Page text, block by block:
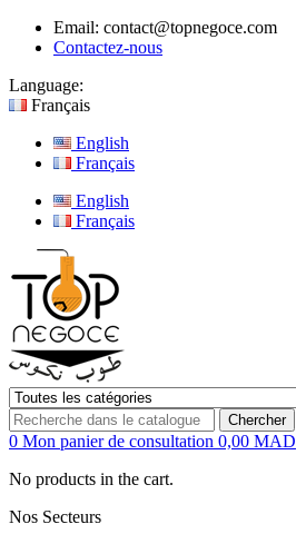
Email: contact@topnegoce.com
Contactez-nous
Language:
Français
English
Français
English
Français
Chercher
0 Mon panier de consultation 0,00 MAD
No products in the cart.
Nos Secteurs